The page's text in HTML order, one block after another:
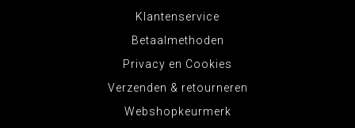
Klantenservice
Betaalmethoden
Privacy en Cookies
Verzenden & retourneren
Webshopkeurmerk